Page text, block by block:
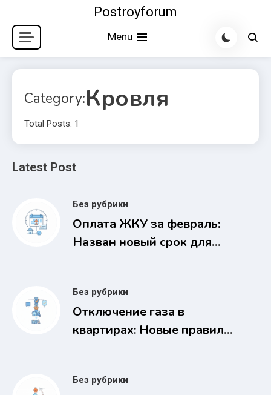
content
Postroyforum
Menu
Category:Кровля
Total Posts: 1
Latest Post
Без рубрики
Оплата ЖКУ за февраль:
Назван новый срок для
Без рубрики
Отключение газа в
квартирах: Новые правила
Без рубрики